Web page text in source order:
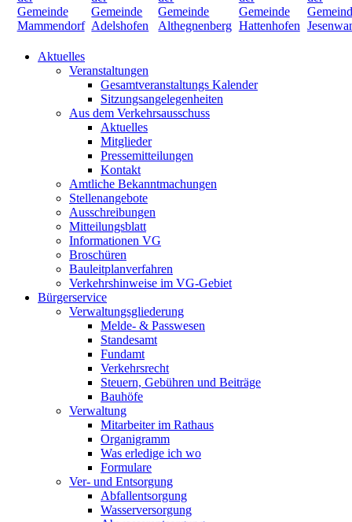
Aktuelles
Veranstaltungen
Gesamtveranstaltungs Kalender
Sitzungsangelegenheiten
Aus dem Verkehrsausschuss
Aktuelles
Mitglieder
Pressemitteilungen
Kontakt
Amtliche Bekanntmachungen
Stellenangebote
Ausschreibungen
Mitteilungsblatt
Informationen VG
Broschüren
Bauleitplanverfahren
Verkehrshinweise im VG-Gebiet
Bürgerservice
Verwaltungsgliederung
Melde- & Passwesen
Standesamt
Fundamt
Verkehrsrecht
Steuern, Gebühren und Beiträge
Bauhöfe
Verwaltung
Mitarbeiter im Rathaus
Organigramm
Was erledige ich wo
Formulare
Ver- und Entsorgung
Abfallentsorgung
Wasserversorgung